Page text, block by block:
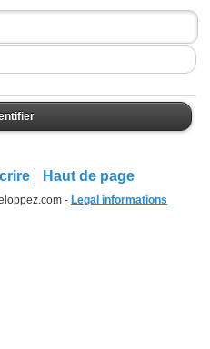
Haut de page
- Legal informations